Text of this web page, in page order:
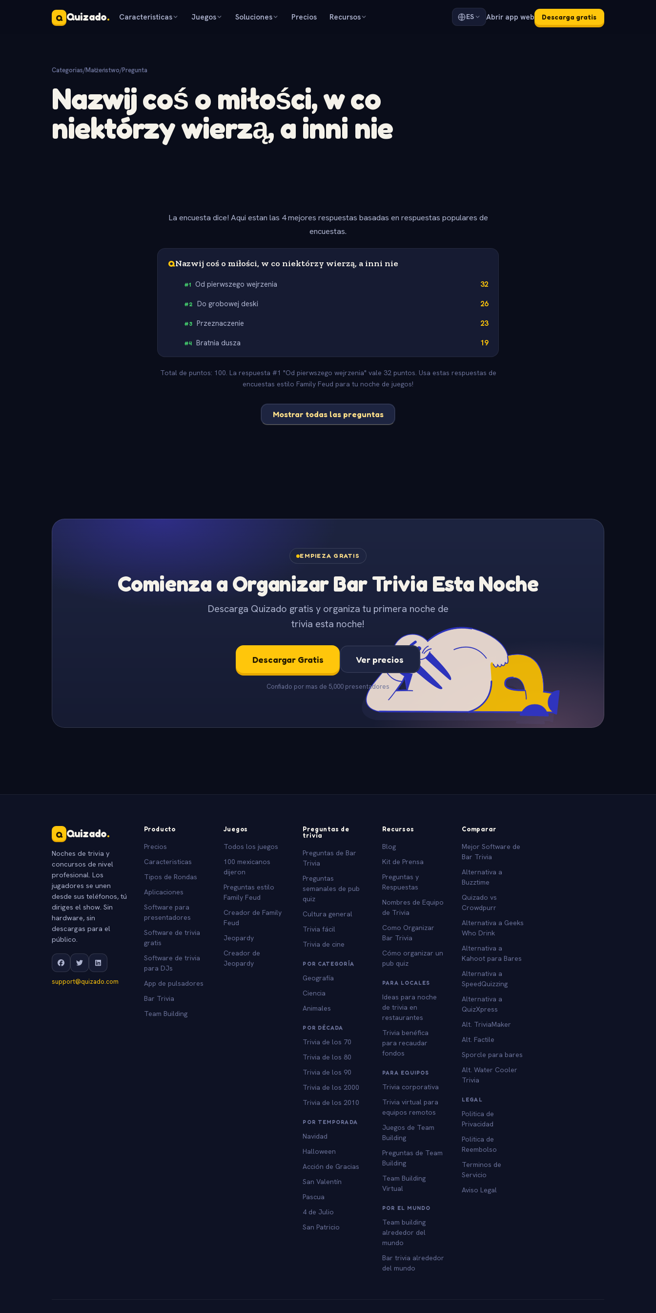
Q Quizado. Caracteristicas Juegos Soluciones Precios Recursos ES Abrir app web Descarga gratis
Categorias/Małżeństwo/Pregunta
Nazwij coś o miłości, w co
niektórzy wierzą, a inni nie
La encuesta dice! Aqui estan las 4 mejores respuestas basadas en respuestas populares de
encuestas.
QNazwij coś o miłości, w co niektórzy wierzą, a inni nie
#1 Od pierwszego wejrzenia 32
#2 Do grobowej deski 26
#3 Przeznaczenie 23
#4 Bratnia dusza 19
Total de puntos: 100. La respuesta #1 "Od pierwszego wejrzenia" vale 32 puntos. Usa estas respuestas de
encuestas estilo Family Feud para tu noche de juegos!
Mostrar todas las preguntas
EMPIEZA GRATIS
Comienza a Organizar Bar Trivia Esta Noche
Descarga Quizado gratis y organiza tu primera noche de
trivia esta noche!
Descargar Gratis Ver precios
Confiado por mas de 5,000 presentadores
Q Quizado.
Noches de trivia y
concursos de nivel
profesional. Los
jugadores se unen
desde sus teléfonos, tú
diriges el show. Sin
hardware, sin
descargas para el
público.
support@quizado.com
Producto
Precios
Caracteristicas
Tipos de Rondas
Aplicaciones
Software para
presentadores
Software de trivia
gratis
Software de trivia
para DJs
App de pulsadores
Bar Trivia
Team Building
Juegos
Todos los juegos
100 mexicanos
dijeron
Preguntas estilo
Family Feud
Creador de Family
Feud
Jeopardy
Creador de
Jeopardy
Preguntas de
trivia
Preguntas de Bar
Trivia
Preguntas
semanales de pub
quiz
Cultura general
Trivia fácil
Trivia de cine
POR CATEGORÍA
Geografía
Ciencia
Animales
POR DÉCADA
Trivia de los 70
Trivia de los 80
Trivia de los 90
Trivia de los 2000
Trivia de los 2010
POR TEMPORADA
Navidad
Halloween
Acción de Gracias
San Valentín
Pascua
4 de Julio
San Patricio
Recursos
Blog
Kit de Prensa
Preguntas y
Respuestas
Nombres de Equipo
de Trivia
Como Organizar
Bar Trivia
Cómo organizar un
pub quiz
PARA LOCALES
Ideas para noche
de trivia en
restaurantes
Trivia benéfica
para recaudar
fondos
PARA EQUIPOS
Trivia corporativa
Trivia virtual para
equipos remotos
Juegos de Team
Building
Preguntas de Team
Building
Team Building
Virtual
POR EL MUNDO
Team building
alrededor del
mundo
Bar trivia alrededor
del mundo
Comparar
Mejor Software de
Bar Trivia
Alternativa a
Buzztime
Quizado vs
Crowdpurr
Alternativa a Geeks
Who Drink
Alternativa a
Kahoot para Bares
Alternativa a
SpeedQuizzing
Alternativa a
QuizXpress
Alt. TriviaMaker
Alt. Factile
Sporcle para bares
Alt. Water Cooler
Trivia
LEGAL
Politica de
Privacidad
Politica de
Reembolso
Terminos de
Servicio
Aviso Legal